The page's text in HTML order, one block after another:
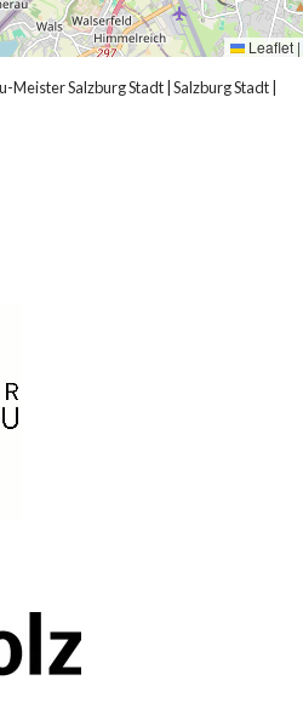
Leaflet |
Meister Salzburg Stadt Salzburg Stadt